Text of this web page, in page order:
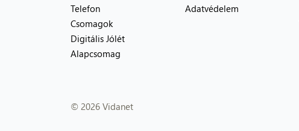
Telefon
Csomagok
Digitális Jólét
Alapcsomag
Adatvédelem
© 2026 Vidanet